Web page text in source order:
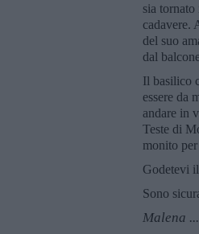
sia tornato
cadavere.
del suo
dal
Il basilico
essere da
andare in
Teste di
monito
Godetevi il
Sono
Malena ...